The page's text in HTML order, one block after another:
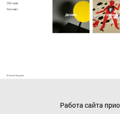
Работа сайта